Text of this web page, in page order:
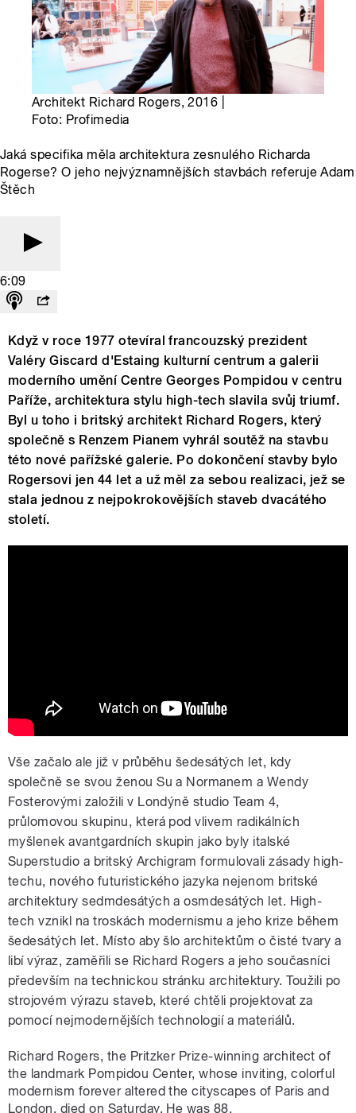
Architekt Richard Rogers, 2016 |
Foto: Profimedia
Jaká specifika měla architektura zesnulého Richarda
Rogerse? O jeho nejvýznamnějších stavbách referuje Adam
Štěch
6:09
Když v roce 1977 otevíral francouzský prezident
Valéry Giscard d'Estaing kulturní centrum a galerii
moderního umění Centre Georges Pompidou v centru
Paříže, architektura stylu high-tech slavila svůj triumf.
Byl u toho i britský architekt Richard Rogers, který
společně s Renzem Pianem vyhrál soutěž na stavbu
této nové pařížské galerie. Po dokončení stavby bylo
Rogersovi jen 44 let a už měl za sebou realizaci, jež se
stala jednou z nejpokrokovějších staveb dvacátého
století.
Vše začalo ale již v průběhu šedesátých let, kdy
společně se svou ženou Su a Normanem a Wendy
Fosterovými založili v Londýně studio Team 4,
průlomovou skupinu, která pod vlivem radikálních
myšlenek avantgardních skupin jako byly italské
Superstudio a britský Archigram formulovali zásady high-
techu, nového futuristického jazyka nejenom britské
architektury sedmdesátých a osmdesátých let. High-
tech vznikl na troskách modernismu a jeho krize během
šedesátých let. Místo aby šlo architektům o čisté tvary a
libí výraz, zaměřili se Richard Rogers a jeho současníci
především na technickou stránku architektury. Toužili po
strojovém výrazu staveb, které chtěli projektovat za
pomocí nejmodernějších technologií a materiálů.
Richard Rogers, the Pritzker Prize-winning architect of
the landmark Pompidou Center, whose inviting, colorful
modernism forever altered the cityscapes of Paris and
London, died on Saturday. He was 88.